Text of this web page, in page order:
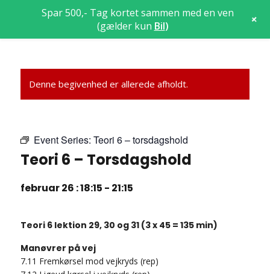
Denne begivenhed er allerede afholdt.
Event Series: Teori 6 – torsdagshold
Teori 6 – Torsdagshold
februar 26 : 18:15 - 21:15
Teori 6 lektion 29, 30 og 31 (3 x 45 = 135 min)
Manøvrer på vej
7.11 Fremkørsel mod vejkryds (rep)
Spar 500,- Tag kortet sammen med en ven
(gælder kun Bil) +